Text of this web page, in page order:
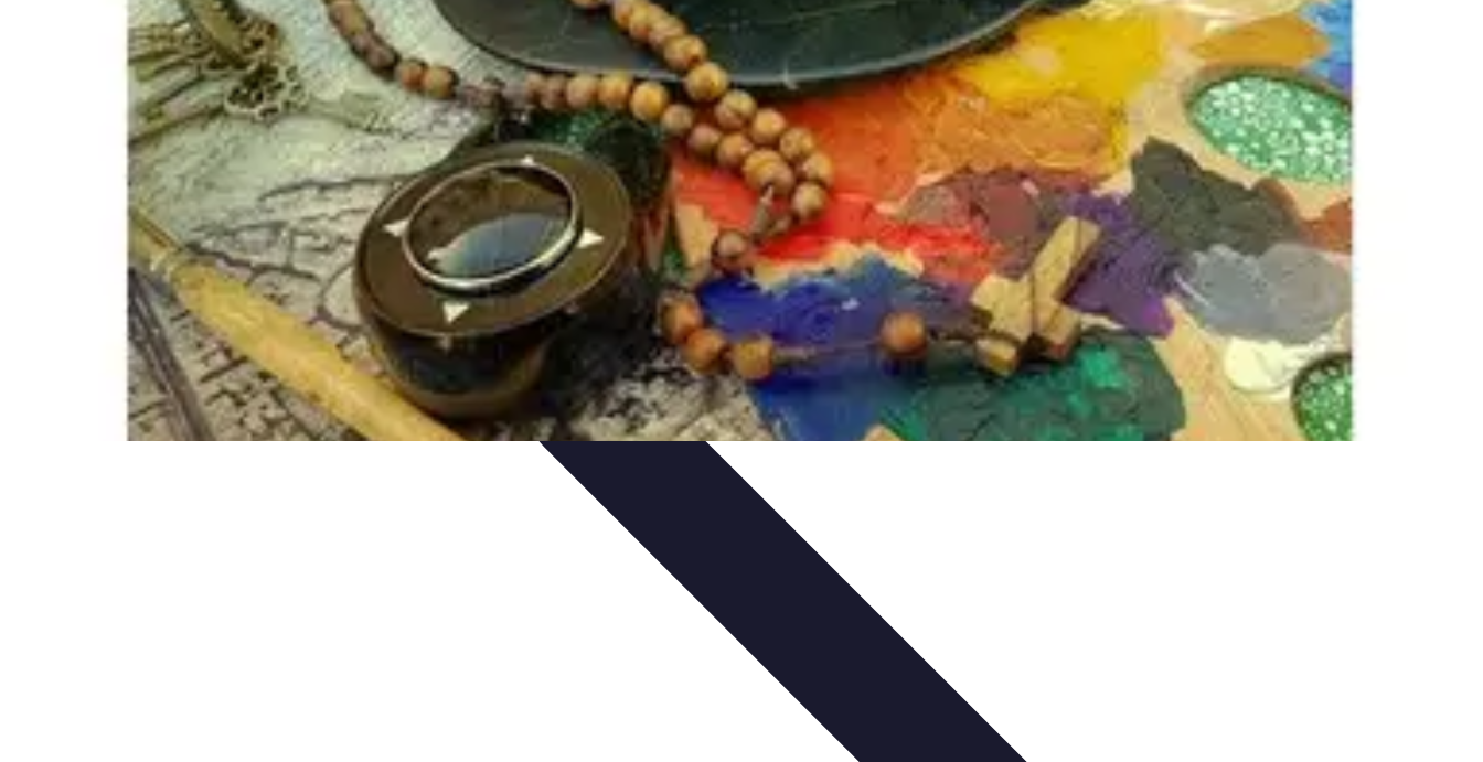
Règles Jeux Dames
Règles de Base Stratégies et AstucesStratégies et Techniques Règles Avancées
Règles Jeux Dames